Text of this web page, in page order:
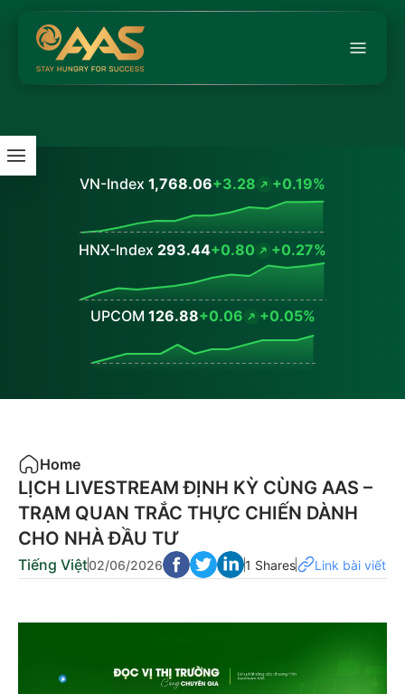
VN-Index 1,768.06+3.28 +0.19%
HNX-Index 293.44+0.80 +0.27%
UPCOM 126.88+0.06 +0.05%
Home
LỊCH LIVESTREAM ĐỊNH KỲ CÙNG AAS –
TRẠM QUAN TRẮC THỰC CHIẾN DÀNH
CHO NHÀ ĐẦU TƯ
Tiếng Việt02/06/2026 1 Shares Link bài viết